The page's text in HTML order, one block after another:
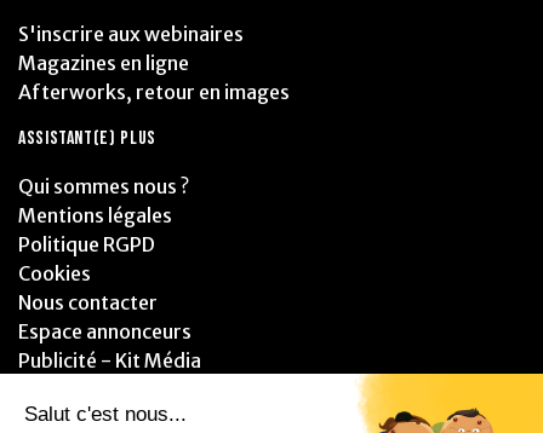
S'inscrire aux webinaires
Magazines en ligne
Afterworks, retour en images
ASSISTANT(E) PLUS
Qui sommes nous ?
Mentions légales
Politique RGPD
Cookies
Nous contacter
Espace annonceurs
Publicité - Kit Média
PARTENAIRES